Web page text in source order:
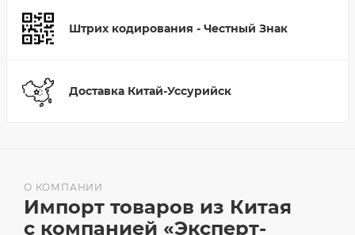
Штрих кодирования - Честный Знак
Доставка Китай-Уссурийск
О КОМПАНИИ
Импорт товаров из Китая
с компанией «Эксперт-